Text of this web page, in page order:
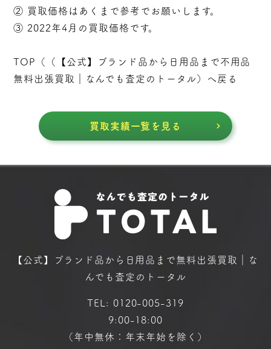
② 買取価格はあくまで参考でお願いします。
③ 2022年4月の買取価格です。
TOP（（
【公式】ブランド品から日用品まで不用品
無料出張買取｜なんでも査定のトータル ）へ戻る
買取実績一覧を見る
【公式】ブランド品から日用品まで無料出張買取｜な
んでも査定のトータル
TEL: 0120-005-319
9:00-18:00
（年中無休：年末年始を除く）